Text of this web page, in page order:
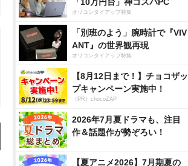
オリコンタイアップ特集
「別班のよう」腕時計で『VIV
ANT』の世界観再現
オリコンタイアップ特集
【8月12日まで！】チョコザッ
プキャンペーン実施中！
（PR）chocoZAP
2026年7月夏ドラマも、注目
作＆話題作が勢ぞろい！
【夏アニメ2026】7月期夏の